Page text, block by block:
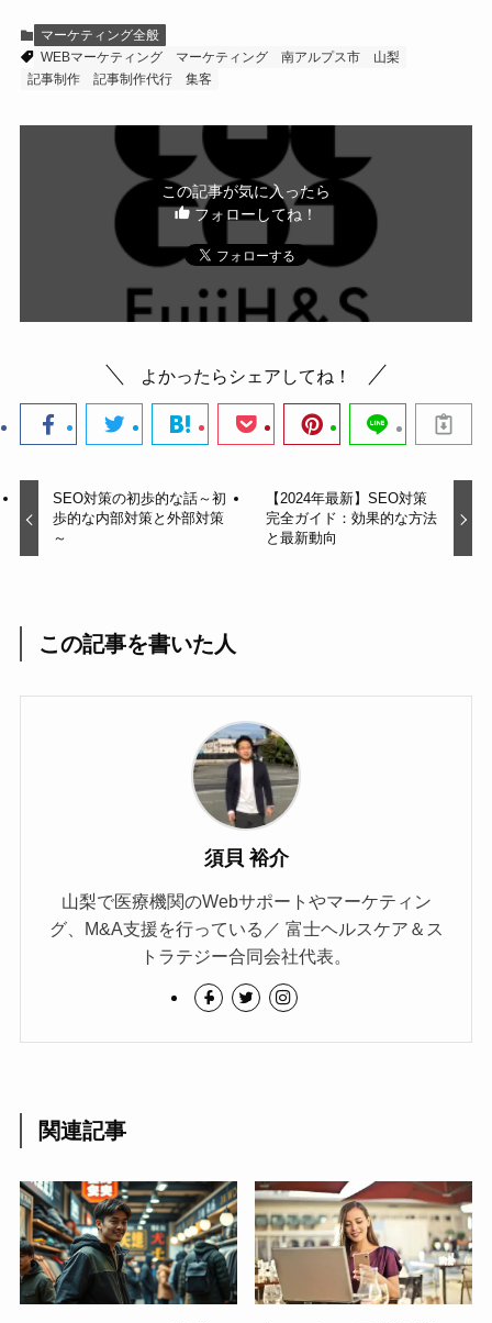
マーケティング全般
WEBマーケティング
マーケティング 南アルプス市
山梨
記事制作
記事制作代行 集客
この記事が気に入ったら
フォローしてね！
よかったらシェアしてね！
SEO対策の初歩的な話～初
歩的な内部対策と外部対策
～
【2024年最新】SEO対策
完全ガイド：効果的な方法
と最新動向
この記事を書いた人
須貝 裕介
山梨で医療機関のWebサポートやマーケティン
グ、M&A支援を行っている／ 富士ヘルスケア＆ス
トラテジー合同会社代表。
関連記事